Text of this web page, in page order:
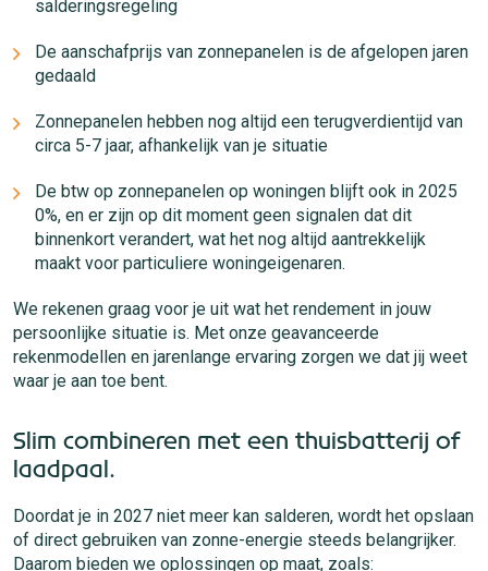
salderingsregeling
De aanschafprijs van zonnepanelen is de afgelopen jaren
gedaald
Zonnepanelen hebben nog altijd een terugverdientijd van
circa 5-7 jaar, afhankelijk van je situatie
De btw op zonnepanelen op woningen blijft ook in 2025
0%, en er zijn op dit moment geen signalen dat dit
binnenkort verandert, wat het nog altijd aantrekkelijk
maakt voor particuliere woningeigenaren.
We rekenen graag voor je uit wat het rendement in jouw
persoonlijke situatie is. Met onze geavanceerde
rekenmodellen en jarenlange ervaring zorgen we dat jij weet
waar je aan toe bent.
Slim combineren met een thuisbatterij of
laadpaal.
Doordat je in 2027 niet meer kan salderen, wordt het opslaan
of direct gebruiken van zonne-energie steeds belangrijker.
Daarom bieden we oplossingen op maat, zoals: